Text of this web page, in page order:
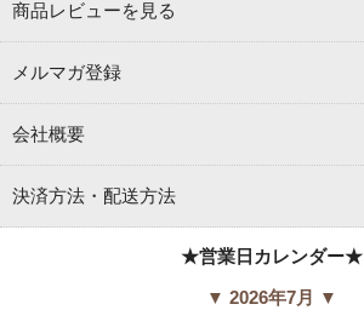
商品レビューを見る
メルマガ登録
会社概要
決済方法・配送方法
★営業日カレンダー★
▼ 2026年7月 ▼